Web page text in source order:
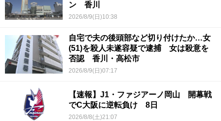
ン 香川
2026/8/9(日)10:38
自宅で夫の後頭部など切り付けたか…女
(51)を殺人未遂容疑で逮捕 女は殺意を
否認 香川・高松市
2026/8/9(日)07:17
【速報】J1・ファジアーノ岡山 開幕戦
でC大阪に逆転負け 8日
2026/8/8(土)21:07